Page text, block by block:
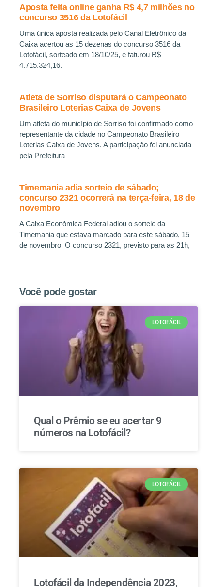
Aposta feita online ganha R$ 4,7 milhões no
concurso 3516 da Lotofácil
Uma única aposta realizada pelo Canal Eletrônico da
Caixa acertou as 15 dezenas do concurso 3516 da
Lotofácil, sorteado em 18/10/25, e faturou R$
4.715.324,16.
Atleta de Sorriso disputará o Campeonato
Brasileiro Loterias Caixa de Jovens
Um atleta do município de Sorriso foi confirmado como
representante da cidade no Campeonato Brasileiro
Loterias Caixa de Jovens. A participação foi anunciada
pela Prefeitura
Timemania adia sorteio de sábado;
concurso 2321 ocorrerá na terça-feira, 18 de
novembro
A Caixa Econômica Federal adiou o sorteio da
Timemania que estava marcado para este sábado, 15
de novembro. O concurso 2321, previsto para as 21h,
Você pode gostar
LOTOFÁCIL
Qual o Prêmio se eu acertar 9
números na Lotofácil?
LOTOFÁCIL
Lotofácil da Independência 2023,